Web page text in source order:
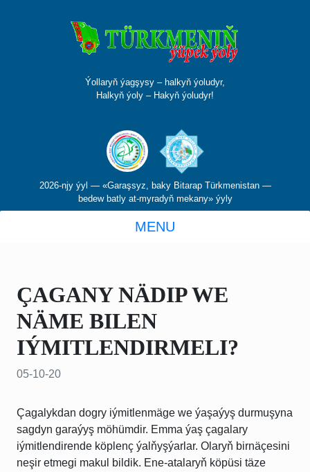
Ýollaryň ýagşysy – halkyň ýoludyr,
Halkyň ýoly – Hakyň ýoludyr!
2026-njy ýyl — «Garaşsyz, baky Bitarap Türkmenistan —
bedew batly at-myradyň mekany» ýyly
MENU
ÇAGANY NÄDIP WE
NÄME BILEN
IÝMITLENDIRMELI?
05-10-20
Çagalykdan dogry iýmitlenmäge we ýaşaýyş durmuşyna
sagdyn garaýyş möhümdir. Emma ýaş çagalary
iýmitlendirende köplenç ýalňyşýarlar. Olaryň birnäçesini
neşir etmegi makul bildik. Ene-atalaryň köpüsi täze